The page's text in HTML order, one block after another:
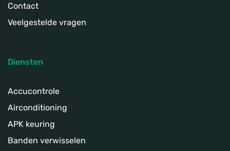
Contact
Veelgestelde vragen
Diensten
Accucontrole
Airconditioning
APK keuring
Banden verwisselen